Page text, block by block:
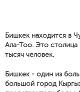
Бишкек находится в
Ала-Тоо. Это столица
тысяч человек.
Бишкек - один из
большой город